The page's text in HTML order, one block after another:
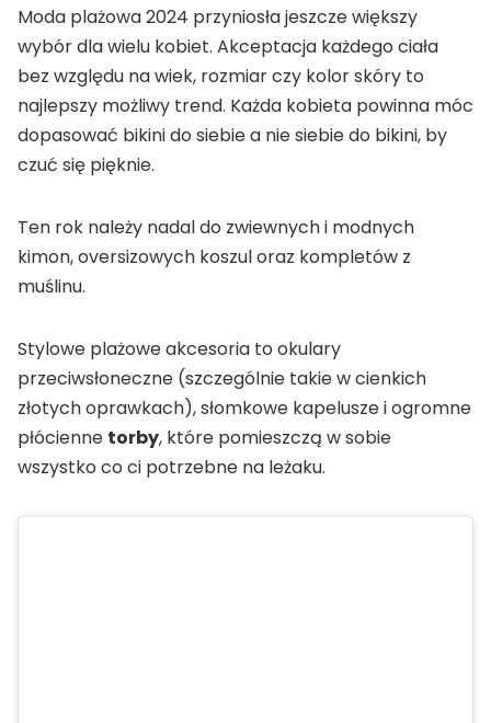
Moda plażowa 2024 przyniosła jeszcze większy
wybór dla wielu kobiet. Akceptacja każdego ciała
bez względu na wiek, rozmiar czy kolor skóry to
najlepszy możliwy trend. Każda kobieta powinna móc
dopasować bikini do siebie a nie siebie do bikini, by
czuć się pięknie.
Ten rok należy nadal do zwiewnych i modnych
kimon, oversizowych koszul oraz kompletów z
muślinu.
Stylowe plażowe akcesoria to okulary
przeciwsłoneczne (szczególnie takie w cienkich
złotych oprawkach), słomkowe kapelusze i ogromne
płócienne torby, które pomieszczą w sobie
wszystko co ci potrzebne na leżaku.